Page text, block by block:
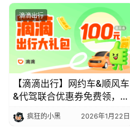
滴滴出行
【滴滴出行】网约车&顺风车
&代驾联合优惠券免费领，出
疯狂的小黑 2026年1月22日